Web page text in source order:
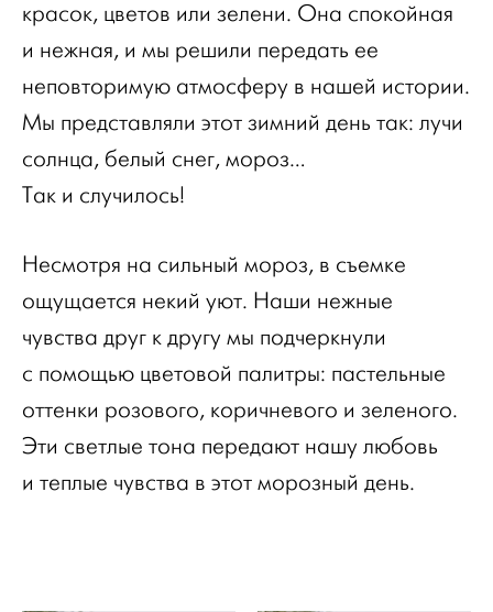
красок, цветов или зелени. Она спокойная
и нежная, и мы решили передать ее
неповторимую атмосферу в нашей истории.
Мы представляли этот зимний день так: лучи
солнца, белый снег, мороз…
Так и случилось!
Несмотря на сильный мороз, в съемке
ощущается некий уют. Наши нежные
чувства друг к другу мы подчеркнули
с помощью цветовой палитры: пастельные
оттенки розового, коричневого и зеленого.
Эти светлые тона передают нашу любовь
и теплые чувства в этот морозный день.